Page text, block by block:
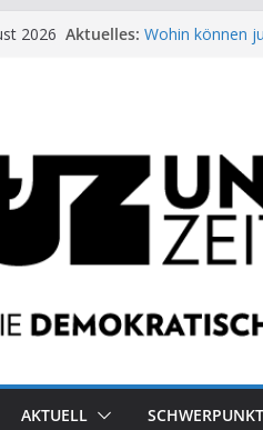
2026 Aktuelles: Wohin können
AKTUELL